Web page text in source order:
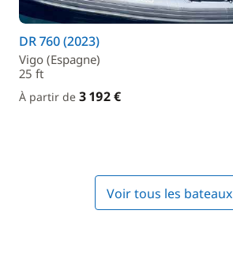
DR 760 (2023)
Vigo (Espagne)
25 ft
À partir de 3 192 €
Voir tous les bateaux